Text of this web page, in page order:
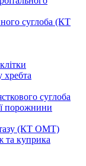
суглоба (КТ
хребта
суглоба
порожнини
тазу (КТ ОМТ)
та куприка